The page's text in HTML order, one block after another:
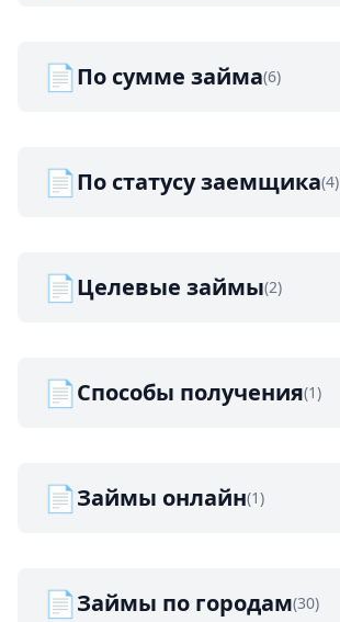
📄По сумме займа(6)
📄По статусу заемщика(4)
📄Целевые займы(2)
📄Способы получения(1)
📄Займы онлайн(1)
📄Займы по городам(30)